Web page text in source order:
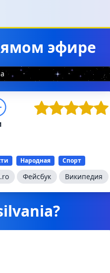
эфире
Народная Спорт
Фейсбук Википедия